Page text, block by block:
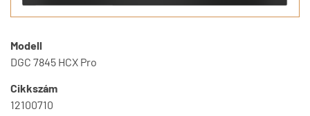
Modell
DGC 7845 HCX Pro
Cikkszám
12100710